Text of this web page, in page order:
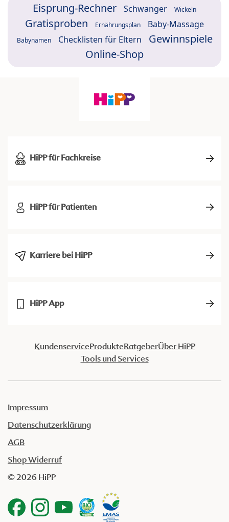
Eisprung-Rechner Schwanger Wickeln
Gratisproben Ernährungsplan Baby-Massage
Babynamen Checklisten für Eltern
Gewinnspiele
Online-Shop
HiPP für Fachkreise
HiPP für Patienten
Karriere bei HiPP
HiPP App
KundenserviceProdukteRatgeberÜber HiPP
Tools und Services
Impressum
Datenschutzerklärung
AGB
Shop Widerruf
© 2026 HiPP